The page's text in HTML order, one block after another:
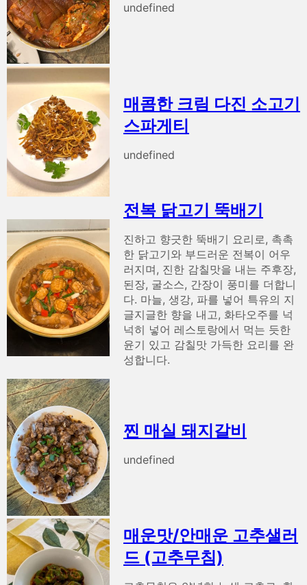
undefined
매콤한 크림 다진 소고기
스파게티
undefined
전복 닭고기 뚝배기
진하고 향긋한 뚝배기 요리로, 촉촉
한 닭고기와 부드러운 전복이 어우
러지며, 진한 감칠맛을 내는 주후장,
된장, 굴소스, 간장이 풍미를 더합니
다. 마늘, 생강, 파를 넣어 특유의 지
글지글한 향을 내고, 화타오주를 넉
넉히 넣어 레스토랑에서 먹는 듯한
윤기 있고 감칠맛 가득한 요리를 완
성합니다.
찐 매실 돼지갈비
undefined
매운맛/안매운 고추샐러
드 (고추무침)